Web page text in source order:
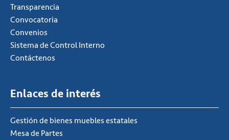
Transparencia
Convocatoria
Convenios
Sistema de Control Interno
Contáctenos
Enlaces de interés
Gestión de bienes muebles estatales
Mesa de Partes